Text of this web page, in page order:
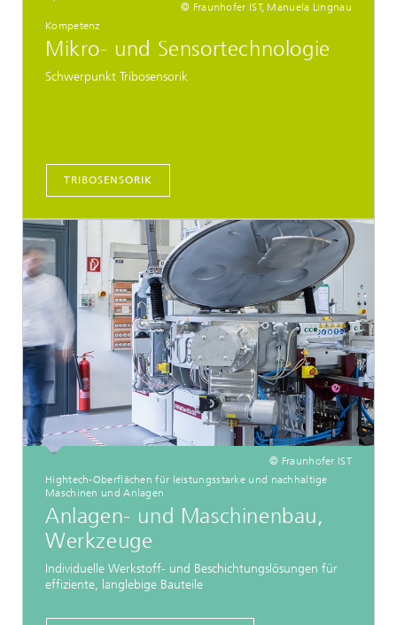
© Fraunhofer IST, Manuela Lingnau
Kompetenz
Mikro- und Sensortechnologie
Schwerpunkt Tribosensorik
TRIBOSENSORIK
© Fraunhofer IST
Hightech-Oberflächen für leistungsstarke und nachhaltige
Maschinen und Anlagen
Anlagen- und Maschinenbau,
Werkzeuge
Individuelle Werkstoff- und Beschichtungslösungen für
effiziente, langlebige Bauteile